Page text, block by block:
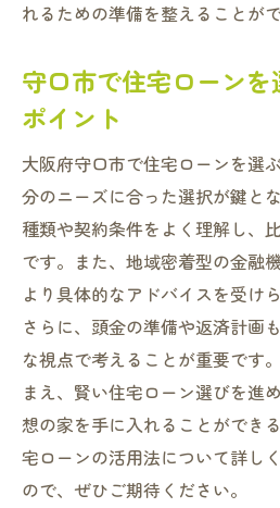
れるための準備を整えることがで
守口市で住宅ローン
ポイント
大阪府守口市で住宅ローンを選
分のニーズに合った選択が鍵と
種類や契約条件をよく理解し、
です。また、地域密着型の金融
より具体的なアドバイスを受け
さらに、頭金の準備や返済計画
な視点で考えることが重要です
まえ、賢い住宅ローン選びを進
想の家を手に入れることができ
宅ローンの活用法について詳し
ので、ぜひご期待ください。